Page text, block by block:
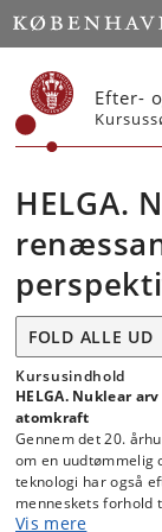
Start
Efter-
HELGA.
FOLD ALLE UD
Kursusindhold
HELGA. Nuklear
atomkraft
Gennem det 20.
om en uudtømmelig
teknologi har også
menneskets forhold
peges på
Vis mere